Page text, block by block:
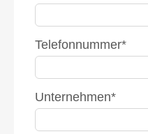
Telefonnummer*
Unternehmen*